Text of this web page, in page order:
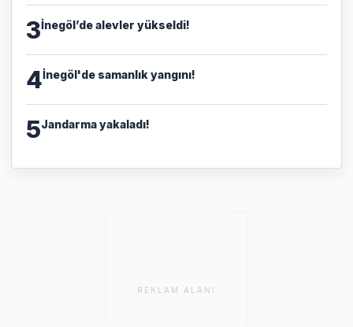
3İnegöl’de alevler yükseldi!
4İnegöl'de samanlık yangını!
5Jandarma yakaladı!
REKLAM ALANI